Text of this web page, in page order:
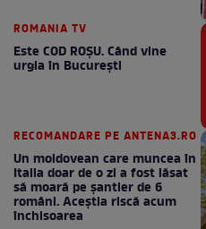
ROMANIA TV
Este COD ROŞU. Când vine
urgia în Bucureşti
RECOMANDARE PE ANTENA3.RO
Un moldovean care muncea în
Italia doar de o zi a fost lăsat
să moară pe şantier de 6
români. Aceștia riscă acum
închisoarea